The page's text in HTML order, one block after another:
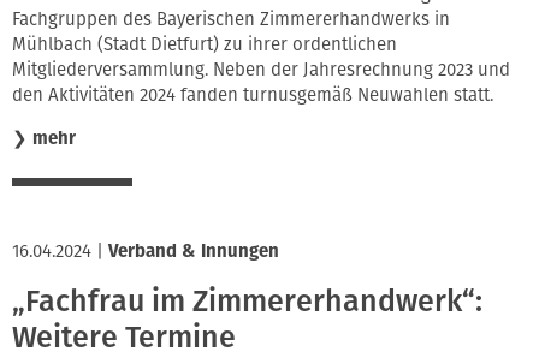
Fachgruppen des Bayerischen Zimmererhandwerks in
Mühlbach (Stadt Dietfurt) zu ihrer ordentlichen
Mitgliederversammlung. Neben der Jahresrechnung 2023 und
den Aktivitäten 2024 fanden turnusgemäß Neuwahlen statt.
❯ mehr
16.04.2024 Verband & Innungen
„Fachfrau im Zimmererhandwerk“:
Weitere Termine